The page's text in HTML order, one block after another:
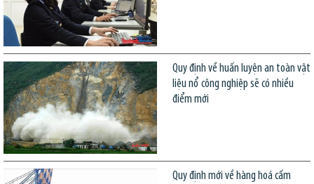
Quy định về huấn luyện an toàn vật
liệu nổ công nghiệp sẽ có nhiều
điểm mới
Quy định mới về hàng hoá cấm